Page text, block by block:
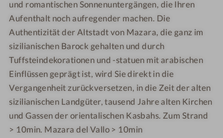
und romantischen Sonnenuntergängen, die Ihren
Aufenthalt noch aufregender machen. Die
Authentizität der Altstadt von Mazara, die ganz im
sizilianischen Barock gehalten und durch
Tuffsteindekorationen und -statuen mit arabischen
Einflüssen geprägt ist, wird Sie direkt in die
Vergangenheit zurückversetzen, in die Zeit der alten
sizilianischen Landgüter, tausend Jahre alten Kirchen
und Gassen der orientalischen Kasbahs. Zum Strand
> 10min. Mazara del Vallo > 10min